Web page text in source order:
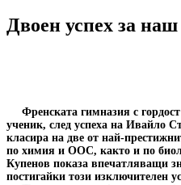
Двоен успех за
Френската гимназия с
ученик, след успеха на Ивайло
класира на две от най-
по химия и ООС, както и по
Купенов показа впечатляващи
постигайки този изключителен